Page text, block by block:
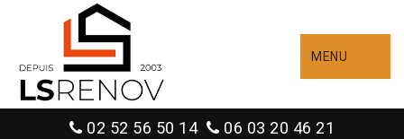
MENU
02 52 56 50 14 06 03 20 46 21